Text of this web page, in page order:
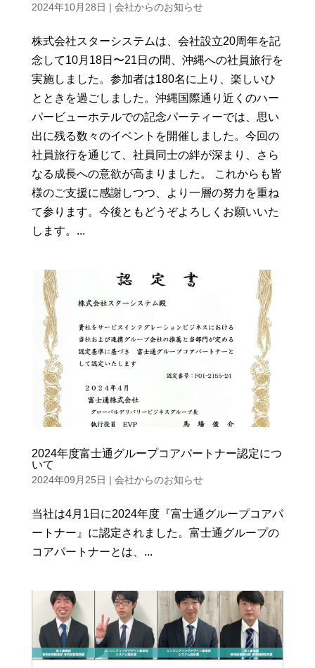
2024年10月28日 | 会社からのお知らせ
株式会社スターシステムは、会社設立20周年を記
念して10月18日〜21日の間、沖縄への社員旅行を
実施しました。参加者は180名に上り、楽しいひ
とときを過ごしました。沖縄国際通り近くのハー
パービューホテルでの記念パーティーでは、思い
出に残る数々のイベントを開催しました。今回の
社員旅行を通じて、社員同士の絆が深まり、さら
なる成長への意欲が高まりました。 これからも皆
様のご支援に感謝しつつ、より一層の努力を重ね
て参ります。今後ともどうぞよろしくお願いいた
します。...
2024年度富士通グループコアパートナー認定につ
いて
2024年09月25日 | 会社からのお知らせ
当社は4月1日に2024年度『富士通グループコアパ
ートナー』に認定されました。富士通グループの
コアパートナーとは、...